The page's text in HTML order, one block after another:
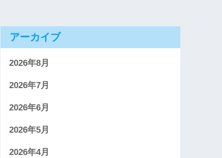
アーカイブ
2026年8月
2026年7月
2026年6月
2026年5月
2026年4月